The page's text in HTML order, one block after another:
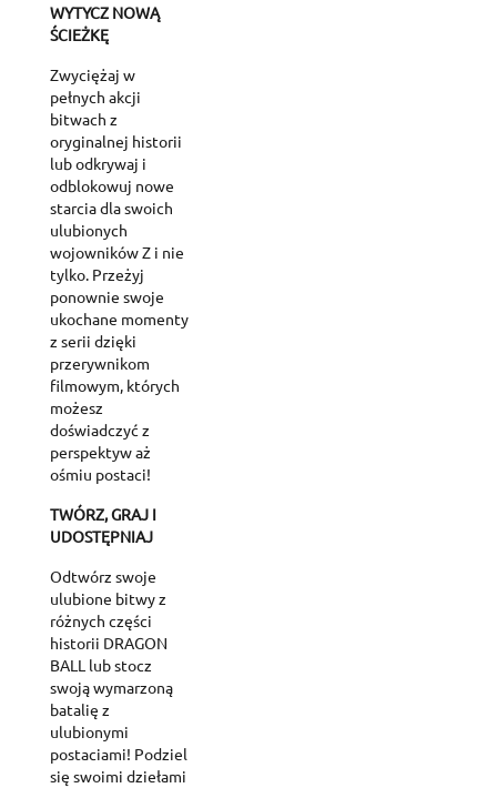
WYTYCZ NOWĄ
ŚCIEŻKĘ
Zwyciężaj w
pełnych akcji
bitwach z
oryginalnej historii
lub odkrywaj i
odblokowuj nowe
starcia dla swoich
ulubionych
wojowników Z i nie
tylko. Przeżyj
ponownie swoje
ukochane momenty
z serii dzięki
przerywnikom
filmowym, których
możesz
doświadczyć z
perspektyw aż
ośmiu postaci!
TWÓRZ, GRAJ I
UDOSTĘPNIAJ
Odtwórz swoje
ulubione bitwy z
różnych części
historii DRAGON
BALL lub stocz
swoją wymarzoną
batalię z
ulubionymi
postaciami! Podziel
się swoimi dziełami